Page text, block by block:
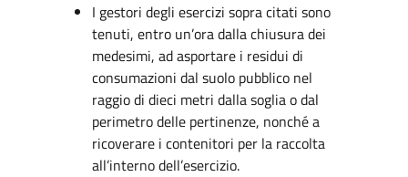
I gestori degli esercizi sopra citati sono
tenuti, entro un’ora dalla chiusura dei
medesimi, ad asportare i residui di
consumazioni dal suolo pubblico nel
raggio di dieci metri dalla soglia o dal
perimetro delle pertinenze, nonché a
ricoverare i contenitori per la raccolta
all’interno dell’esercizio.